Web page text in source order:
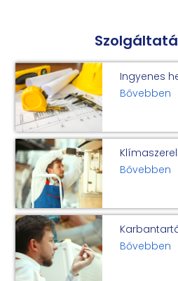
Ingyenes
Bővebben
Bővebben
Bővebben